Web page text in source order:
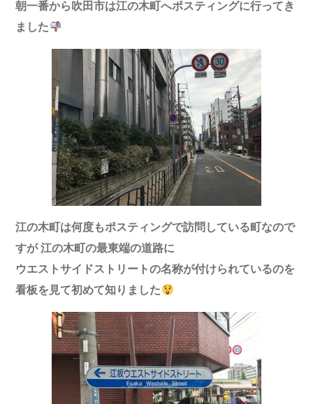
朝一番から 吹田市は江の木町へポスティングに行ってき
ました
江の木町は何度もポスティングで訪問している町なので
すが江の木町の最東端の道路に
ウエストサイドストリートの名称が付けられているのを
看板を見て初めて知りました